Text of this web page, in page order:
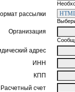
рассылки
Организация
адрес
ИНН
КПП
Расчетный счет